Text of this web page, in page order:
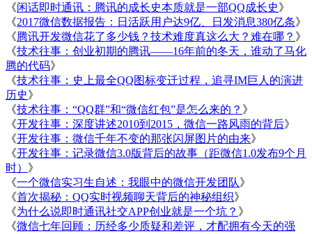
《闲话即时通讯：腾讯的成长史本质就是一部QQ成长史》
《2017微信数据报告：日活跃用户达9亿、日发消息380亿条》
《腾讯开发微信花了多少钱？技术难度真这么大？难在哪？ 》
《技术往事：创业初期的腾讯——16年前的冬天，谁动了马化
腾的代码》
《技术往事：史上最全QQ图标变迁过程，追寻IM巨人的演进
历史》
《技术往事：“QQ群”和“微信红包”是怎么来的？ 》
《开发往事：深度讲述2010到2015，微信一路风雨的背后》
《开发往事：微信千年不变的那张闪屏图片的由来》
《开发往事：记录微信3.0版背后的故事（距微信1.0发布9个月
时） 》
《一个微信实习生自述：我眼中的微信开发团队》
《首次揭秘：QQ实时视频聊天背后的神秘组织》
《为什么说即时通讯社交APP创业就是一个坑？ 》
《微信七年回顾：历经多少质疑和差评，才配拥有今天的强